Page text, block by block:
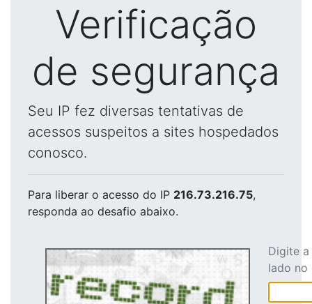
Verificação
de segurança
Seu IP fez diversas tentativas de
acessos suspeitos a sites hospedados
conosco.
Para liberar o acesso do IP 216.73.216.75,
responda ao desafio abaixo.
Digite
lado no